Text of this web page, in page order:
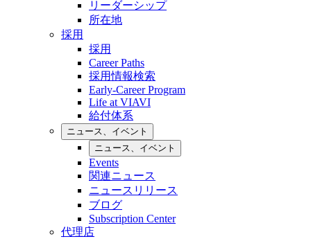
リーダーシップ
所在地
採用
採用
Career Paths
採用情報検索
Early-Career Program
Life at VIAVI
給付体系
ニュース、イベント
ニュース、イベント
Events
関連ニュース
ニュースリリース
ブログ
Subscription Center
代理店